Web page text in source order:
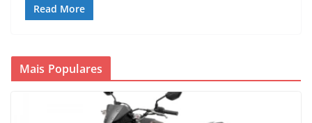
Read More
Mais Populares